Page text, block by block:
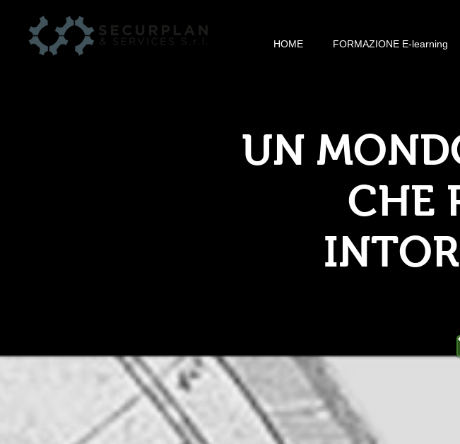
HOME FORMAZIONE E-learning
UN
CHE